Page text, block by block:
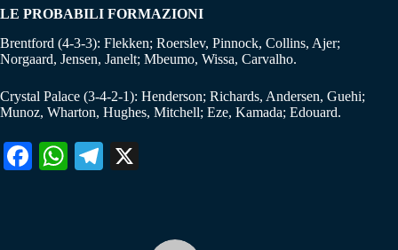
LE PROBABILI FORMAZIONI
Brentford (4-3-3): Flekken; Roerslev, Pinnock, Collins, Ajer;
Norgaard, Jensen, Janelt; Mbeumo, Wissa, Carvalho.
Crystal Palace (3-4-2-1): Henderson; Richards, Andersen, Guehi;
Munoz, Wharton, Hughes, Mitchell; Eze, Kamada; Edouard.
Fa W
Te